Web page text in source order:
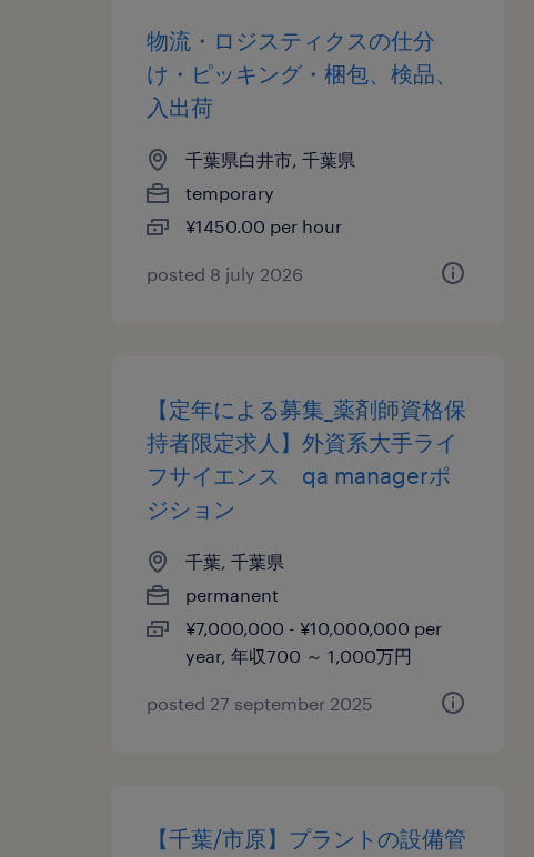
物流・ロジスティクスの仕分
け・ピッキング・梱包、検品、
入出荷
千葉県白井市, 千葉県
temporary
¥1450.00 per hour
posted 8 july 2026
【定年による募集_薬剤師資格保
持者限定求人】外資系大手ライ
フサイエンス qa managerポ
ジション
千葉, 千葉県
permanent
¥7,000,000 - ¥10,000,000 per
year, 年収700 ～ 1,000万円
posted 27 september 2025
【千葉/市原】プラントの設備管